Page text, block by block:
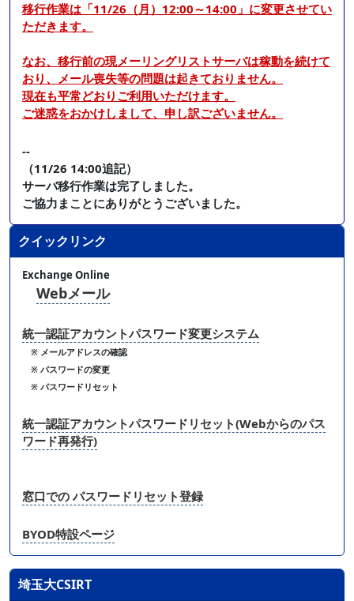
移行作業は「11/26（月）12:00～14:00」に変更させてい
ただきます。
なお、移行前の現メーリングリストサーバは稼動を続けて
おり、メール喪失等の問題は起きておりません。
現在も平常どおりご利用いただけます。
ご迷惑をおかけしまして、申し訳ございません。
--
（11/26 14:00追記）
サーバ移行作業は完了しました。
ご協力まことにありがとうございました。
クイックリンク
Exchange Online
Webメール
統一認証アカウントパスワード変更システム
※ メールアドレスの確認
※ パスワードの変更
※ パスワードリセット
統一認証アカウントパスワードリセット(Webからのパス
ワード再発行)
窓口での パスワードリセット登録
BYOD特設ページ
埼玉大CSIRT